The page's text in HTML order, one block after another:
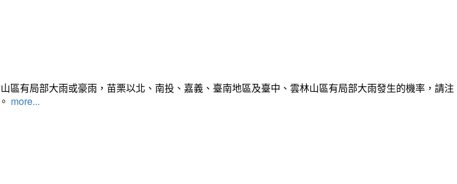
有局部大雨或豪雨，苗栗以北、南投、嘉義、臺南地區及臺中、雲林山區有局部大雨發生的機率，請注
more...